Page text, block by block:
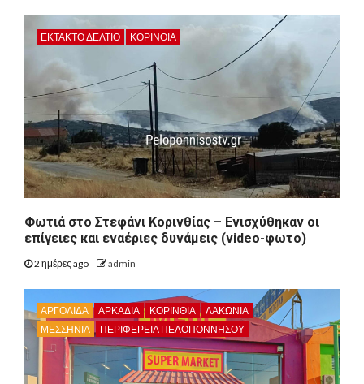
ΕΚΤΑΚΤΟ ΔΕΛΤΙΟ ΚΟΡΙΝΘΊΑ
Φωτιά στο Στεφάνι Κορινθίας – Ενισχύθηκαν οι
επίγειες και εναέριες δυνάμεις (video-φωτο)
2 ημέρες ago admin
ΑΡΓΟΛΙΔΑ ΑΡΚΑΔΊΑ ΚΟΡΙΝΘΊΑ
ΛΑΚΩΝΙΑ
ΜΕΣΣΗΝΙΑ
ΠΕΡΙΦΈΡΕΙΑ ΠΕΛΟΠΟΝΝΉΣΟΥ